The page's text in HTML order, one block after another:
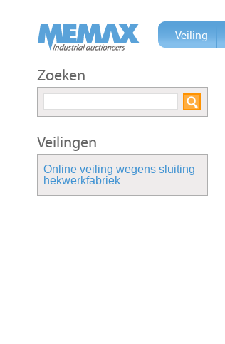
Zoeken
Veilingen
Online veiling wegens sluiting
hekwerkfabriek
Veiling